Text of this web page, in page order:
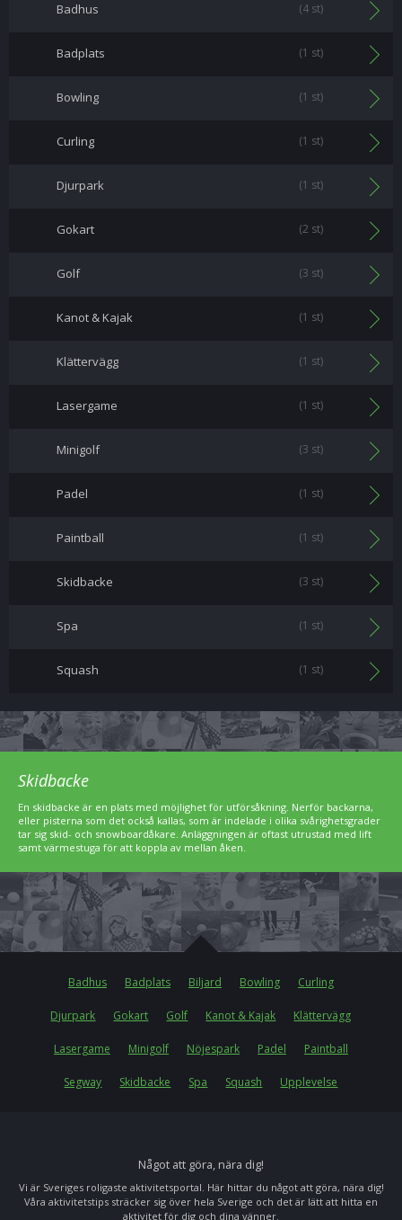
Badhus (4 st)
Badplats (1 st)
Bowling (1 st)
Curling (1 st)
Djurpark (1 st)
Gokart (2 st)
Golf (3 st)
Kanot & Kajak (1 st)
Klättervägg (1 st)
Lasergame (1 st)
Minigolf (3 st)
Padel (1 st)
Paintball (1 st)
Skidbacke (3 st)
Spa (1 st)
Squash (1 st)
Skidbacke
En skidbacke är en plats med möjlighet för utförsåkning. Nerför backarna,
eller pisterna som det också kallas, som är indelade i olika svårighetsgrader
tar sig skid- och snowboardåkare. Anläggningen är oftast utrustad med lift
samt värmestuga för att koppla av mellan åken.
Badhus Badplats Biljard Bowling Curling
Djurpark Gokart Golf Kanot & Kajak Klättervägg
Lasergame Minigolf Nöjespark Padel Paintball
Segway Skidbacke Spa Squash Upplevelse
Något att göra, nära dig!
Vi är Sveriges roligaste aktivitetsportal. Här hittar du något att göra, nära dig!
Våra aktivitetstips sträcker sig över hela Sverige och det är lätt att hitta en
aktivitet för dig och dina vänner.